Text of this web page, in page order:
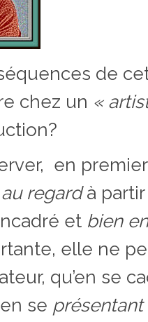
de
chez un «
en
regardà partir
et bien
elle ne
qu’en se
se présentant